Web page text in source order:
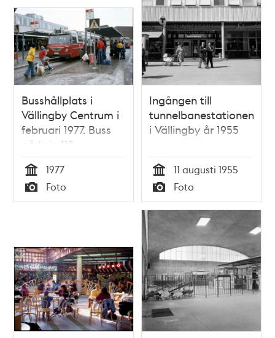
Busshållplats i
Vällingby Centrum i
februari 1977. Buss
på linje 115.
Tid
1977
Typ
Foto
Ingången till
tunnelbanestationen
i Vällingby år 1955
Tid
11 augusti 1955
Typ
Foto